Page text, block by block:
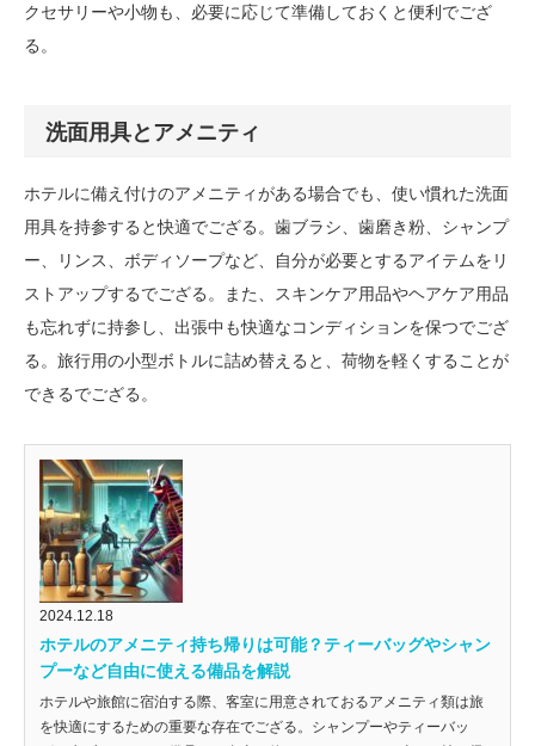
クセサリーや小物も、必要に応じて準備しておくと便利でござ
る。
洗面用具とアメニティ
ホテルに備え付けのアメニティがある場合でも、使い慣れた洗面
用具を持参すると快適でござる。歯ブラシ、歯磨き粉、シャンプ
ー、リンス、ボディソープなど、自分が必要とするアイテムをリ
ストアップするでござる。また、スキンケア用品やヘアケア用品
も忘れずに持参し、出張中も快適なコンディションを保つでござ
る。旅行用の小型ボトルに詰め替えると、荷物を軽くすることが
できるでござる。
2024.12.18
ホテルのアメニティ持ち帰りは可能？ティーバッグやシャン
プーなど自由に使える備品を解説
ホテルや旅館に宿泊する際、客室に用意されておるアメニティ類は旅
を快適にするための重要な存在でござる。シャンプーやティーバッ